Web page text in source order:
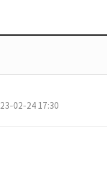
23-02-24 17:30